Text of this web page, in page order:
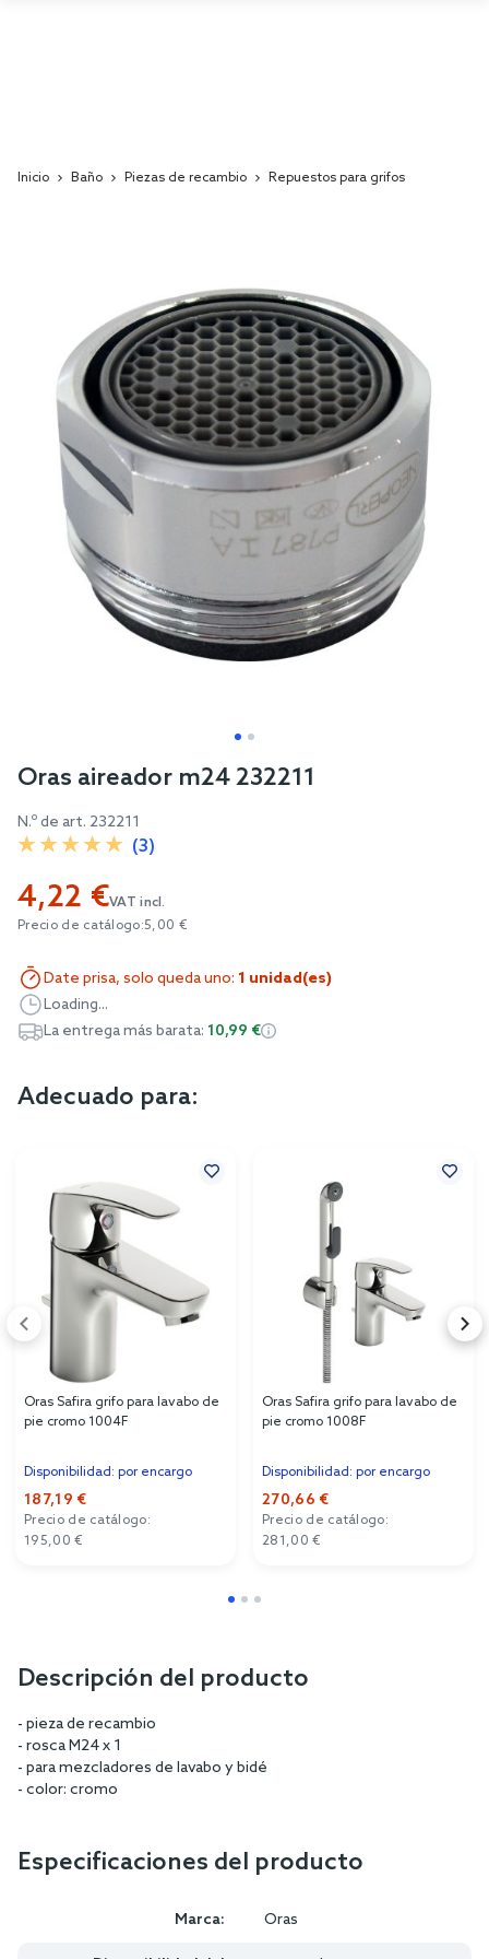
Inicio Baño Piezas de recambio Repuestos para grifos
images
gallery
Skip
the
beginning
the
images
Oras aireador m24 232211
N.º de art. 232211
(3)
4,22 €VAT incl.
Precio de catálogo:5,00 €
Date prisa, solo queda uno: 1 unidad(es)
Loading...
La entrega más barata: 10,99 €
Adecuado para:
Oras Safira grifo para lavabo de
pie cromo 1004F
Disponibilidad: por encargo
187,19 €
Precio de catálogo:
195,00 €
Oras Safira grifo para lavabo de
pie cromo 1008F
Disponibilidad: por encargo
270,66 €
Precio de catálogo:
281,00 €
Descripción del producto
- pieza de recambio
- rosca M24 x 1
- para mezcladores de lavabo y bidé
- color: cromo
Especificaciones del producto
Marca: Oras